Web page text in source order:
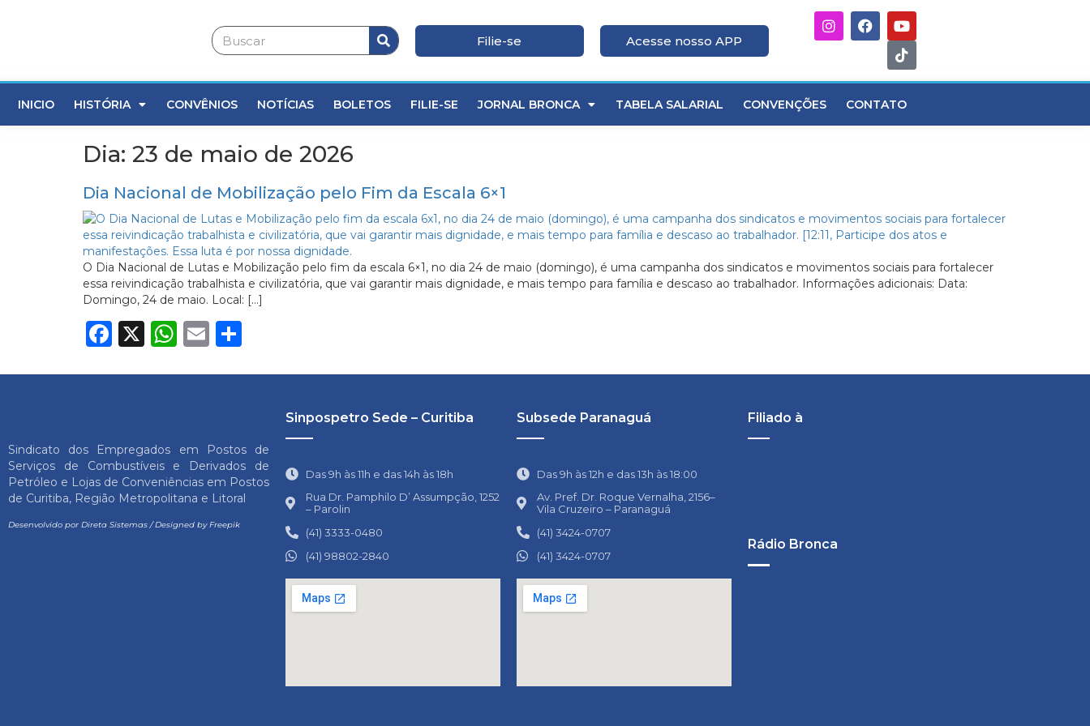
Filie-se Acesse nosso APP
INICIO HISTÓRIA CONVÊNIOS NOTÍCIAS BOLETOS FILIE-SE JORNAL BRONCA TABELA SALARIAL CONVENÇÕES CONTATO
Dia: 23 de maio de 2026
Dia Nacional de Mobilização pelo Fim da Escala 6×1
O Dia Nacional de Lutas e Mobilização pelo fim da escala 6×1, no dia 24 de maio (domingo), é uma campanha dos sindicatos e movimentos sociais para fortalecer
essa reivindicação trabalhista e civilizatória, que vai garantir mais dignidade, e mais tempo para família e descaso ao trabalhador. Informações adicionais: Data:
Domingo, 24 de maio. Local: […]
Facebook
X WhatsApp
Email
Sindicato dos Empregados em Postos de
Serviços de Combustíveis e Derivados de
Petróleo e Lojas de Conveniências em Postos
de Curitiba, Região Metropolitana e Litoral
Desenvolvido por Direta Sistemas /Designed by Freepik
Sinpospetro Sede – Curitiba
Das 9h às 11h e das 14h às 18h
Rua Dr. Pamphilo D’ Assumpção, 1252
– Parolin
(41) 3333-0480
(41) 98802-2840
Subsede Paranaguá
Das 9h às 12h e das 13h às 18:00
Av. Pref. Dr. Roque Vernalha, 2156–
Vila Cruzeiro – Paranaguá
(41) 3424-0707
(41) 3424-0707
Filiado à
Rádio Bronca